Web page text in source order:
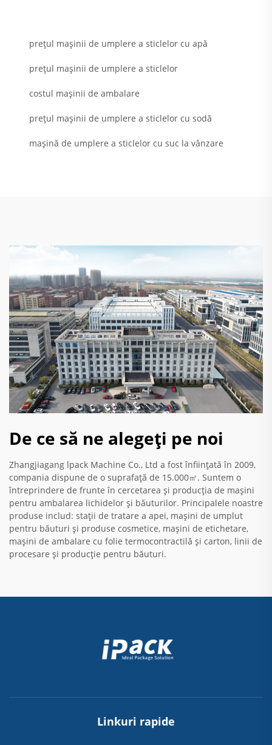
prețul mașinii de umplere a sticlelor cu apă
prețul mașinii de umplere a sticlelor
costul mașinii de ambalare
prețul mașinii de umplere a sticlelor cu sodă
mașină de umplere a sticlelor cu suc la vânzare
De ce să ne alegeți pe noi
Zhangjiagang lpack Machine Co., Ltd a fost înființată în 2009,
compania dispune de o suprafață de 15.000㎡. Suntem o
întreprindere de frunte în cercetarea și producția de mașini
pentru ambalarea lichidelor și băuturilor. Principalele noastre
produse includ: stații de tratare a apei, mașini de umplut
pentru băuturi și produse cosmetice, mașini de etichetare,
mașini de ambalare cu folie termocontractilă și carton, linii de
procesare și producție pentru băuturi.
Linkuri rapide